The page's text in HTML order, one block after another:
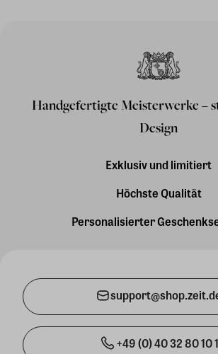
Handgefertigte Meisterwerke –
Design
Exklusiv und limitiert
Höchste Qualität
Personalisierter
+49 (0) 40 32 80 10 1